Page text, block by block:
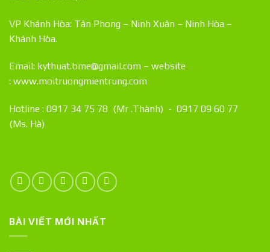
VP Khánh Hòa: Tân Phong – Ninh Xuân – Ninh Hòa –
Khánh Hòa.
Email: kythuat.bme@gmail.com – website
: www.moitruongmientrung.com
Hotline : 0917 34 75 78 (Mr .Thành) - 0917 09 60 77
(Ms. Hà)
BÀI VIẾT MỚI NHẤT